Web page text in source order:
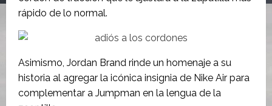
rápido de lo normal.
Asimismo, Jordan Brand rinde un homenaje a su
historia al agregar la icónica insignia de Nike Air para
complementar a Jumpman en la lengua de la